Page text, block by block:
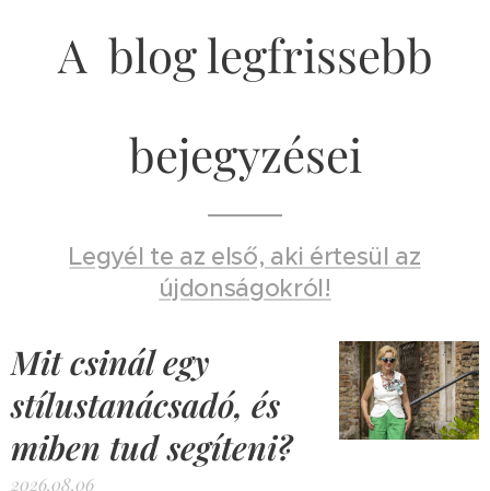
A blog legfrissebb
bejegyzései
Legyél te az első, aki értesül az
újdonságokról!
Mit csinál egy
stílustanácsadó, és
miben tud segíteni?
2026.08.06